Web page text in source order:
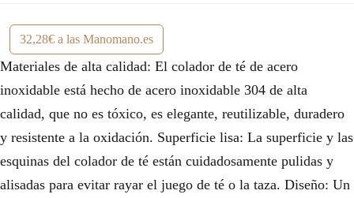
32,28€ a las Manomano.es
Materiales de alta calidad: El colador de té de acero
inoxidable está hecho de acero inoxidable 304 de alta
calidad, que no es tóxico, es elegante, reutilizable, duradero
y resistente a la oxidación. Superficie lisa: La superficie y las
esquinas del colador de té están cuidadosamente pulidas y
alisadas para evitar rayar el juego de té o la taza. Diseño: Un